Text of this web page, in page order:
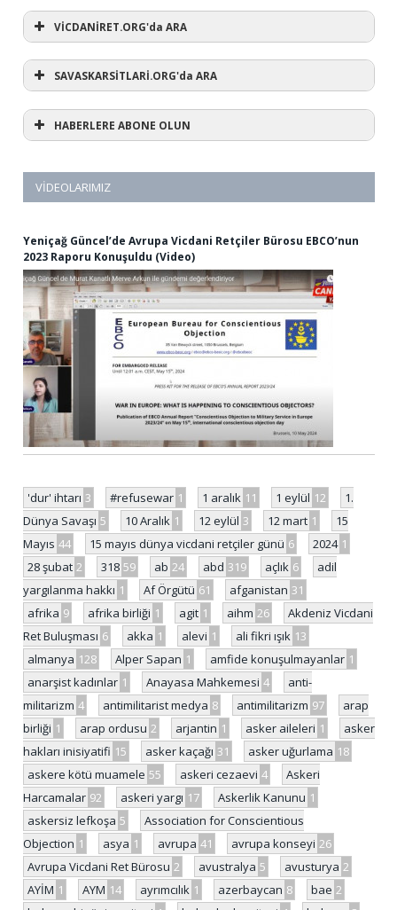
VİCDANİRET.ORG'da ARA
SAVASKARSİTLARİ.ORG'da ARA
HABERLERE ABONE OLUN
VIDEOLARIMIZ
Yeniçağ Güncel’de Avrupa Vicdani Retçiler Bürosu EBCO’nun
2023 Raporu Konuşuldu (Video)
'dur' ihtarı 3 #refusewar 1 1 aralık 11 1 eylül 12
1.
Dünya Savaşı 5 10 Aralık 1 12 eylül 3 12 mart 1
15
Mayıs 44 15 mayıs dünya vicdani retçiler günü 6 2024 1
28 şubat 2 318 59 ab 24 abd 319 açlık 6
adil
yargılanma hakkı 1 Af Örgütü 61 afganistan 31
afrika 9 afrika birliği 1 agit 1 aihm 26
Akdeniz Vicdani
Ret Buluşması 6 akka 1 alevi 1 ali fikri ışık 13
almanya 128 Alper Sapan 1 amfide konuşulmayanlar 1
anarşist kadınlar 1 Anayasa Mahkemesi 4
anti-
militarizm 4 antimilitarist medya 8 antimilitarizm 97
arap
birliği 1 arap ordusu 2 arjantin 1 asker aileleri 1
asker
hakları inisiyatifi 15 asker kaçağı 31 asker uğurlama 18
askere kötü muamele 55 askeri cezaevi 4
Askeri
Harcamalar 92 askeri yargı 17 Askerlik Kanunu 1
askersiz lefkoşa 5
Association for Conscientious
Objection 1 asya 1 avrupa 41 avrupa konseyi 26
Avrupa Vicdani Ret Bürosu 2 avustralya 5 avusturya 2
AYİM 1 AYM 14 ayrımcılık 1 azerbaycan 8 bae 2